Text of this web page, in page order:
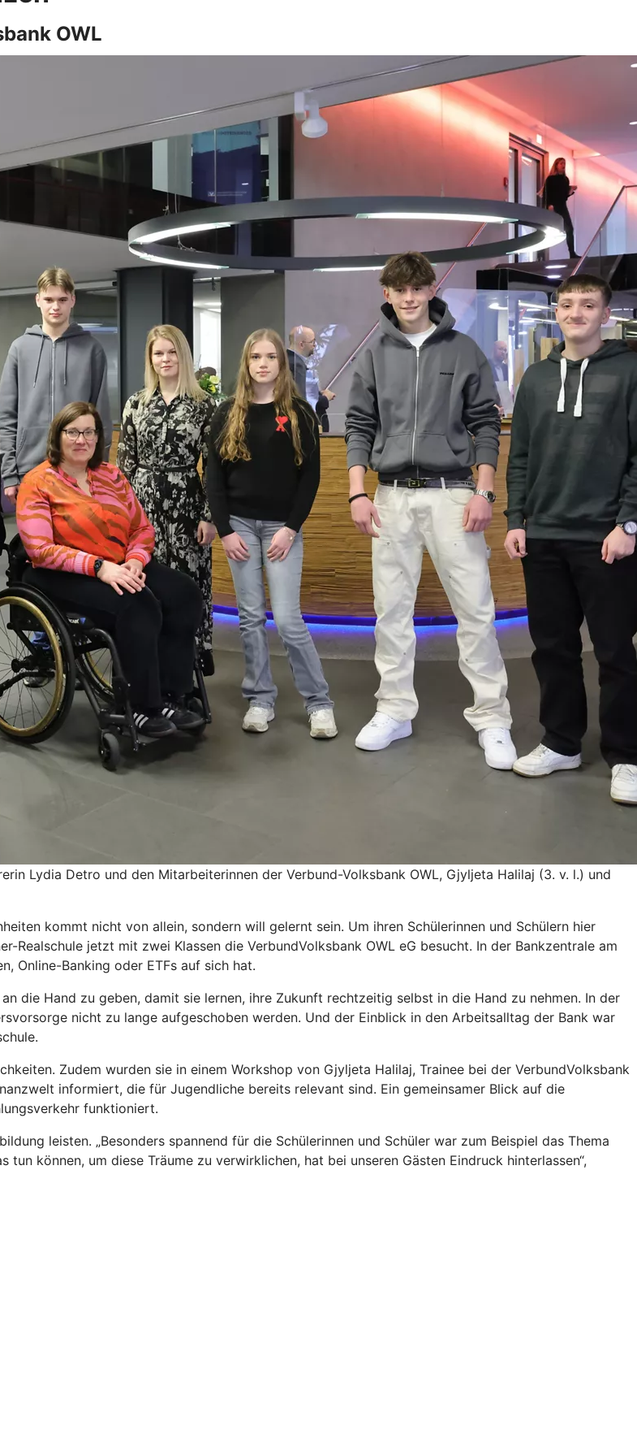
OWL
Lydia Detro und den Mitarbeiterinnen der Verbund-Volksbank OWL, Gjyljeta Halilaj (3. v. l.) und
kommt nicht von allein, sondern will gelernt sein. Um ihren Schülerinnen und Schülern hier
jetzt mit zwei Klassen die VerbundVolksbank OWL eG besucht. In der Bankzentrale am
Online-Banking oder ETFs auf sich hat.
die Hand zu geben, damit sie lernen, ihre Zukunft rechtzeitig selbst in die Hand zu nehmen. In der
nicht zu lange aufgeschoben werden. Und der Einblick in den Arbeitsalltag der Bank war
Zudem wurden sie in einem Workshop von Gjyljeta Halilaj, Trainee bei der VerbundVolksbank
informiert, die für Jugendliche bereits relevant sind. Ein gemeinsamer Blick auf die
funktioniert.
leisten. „Besonders spannend für die Schülerinnen und Schüler war zum Beispiel das Thema
können, um diese Träume zu verwirklichen, hat bei unseren Gästen Eindruck hinterlassen“,